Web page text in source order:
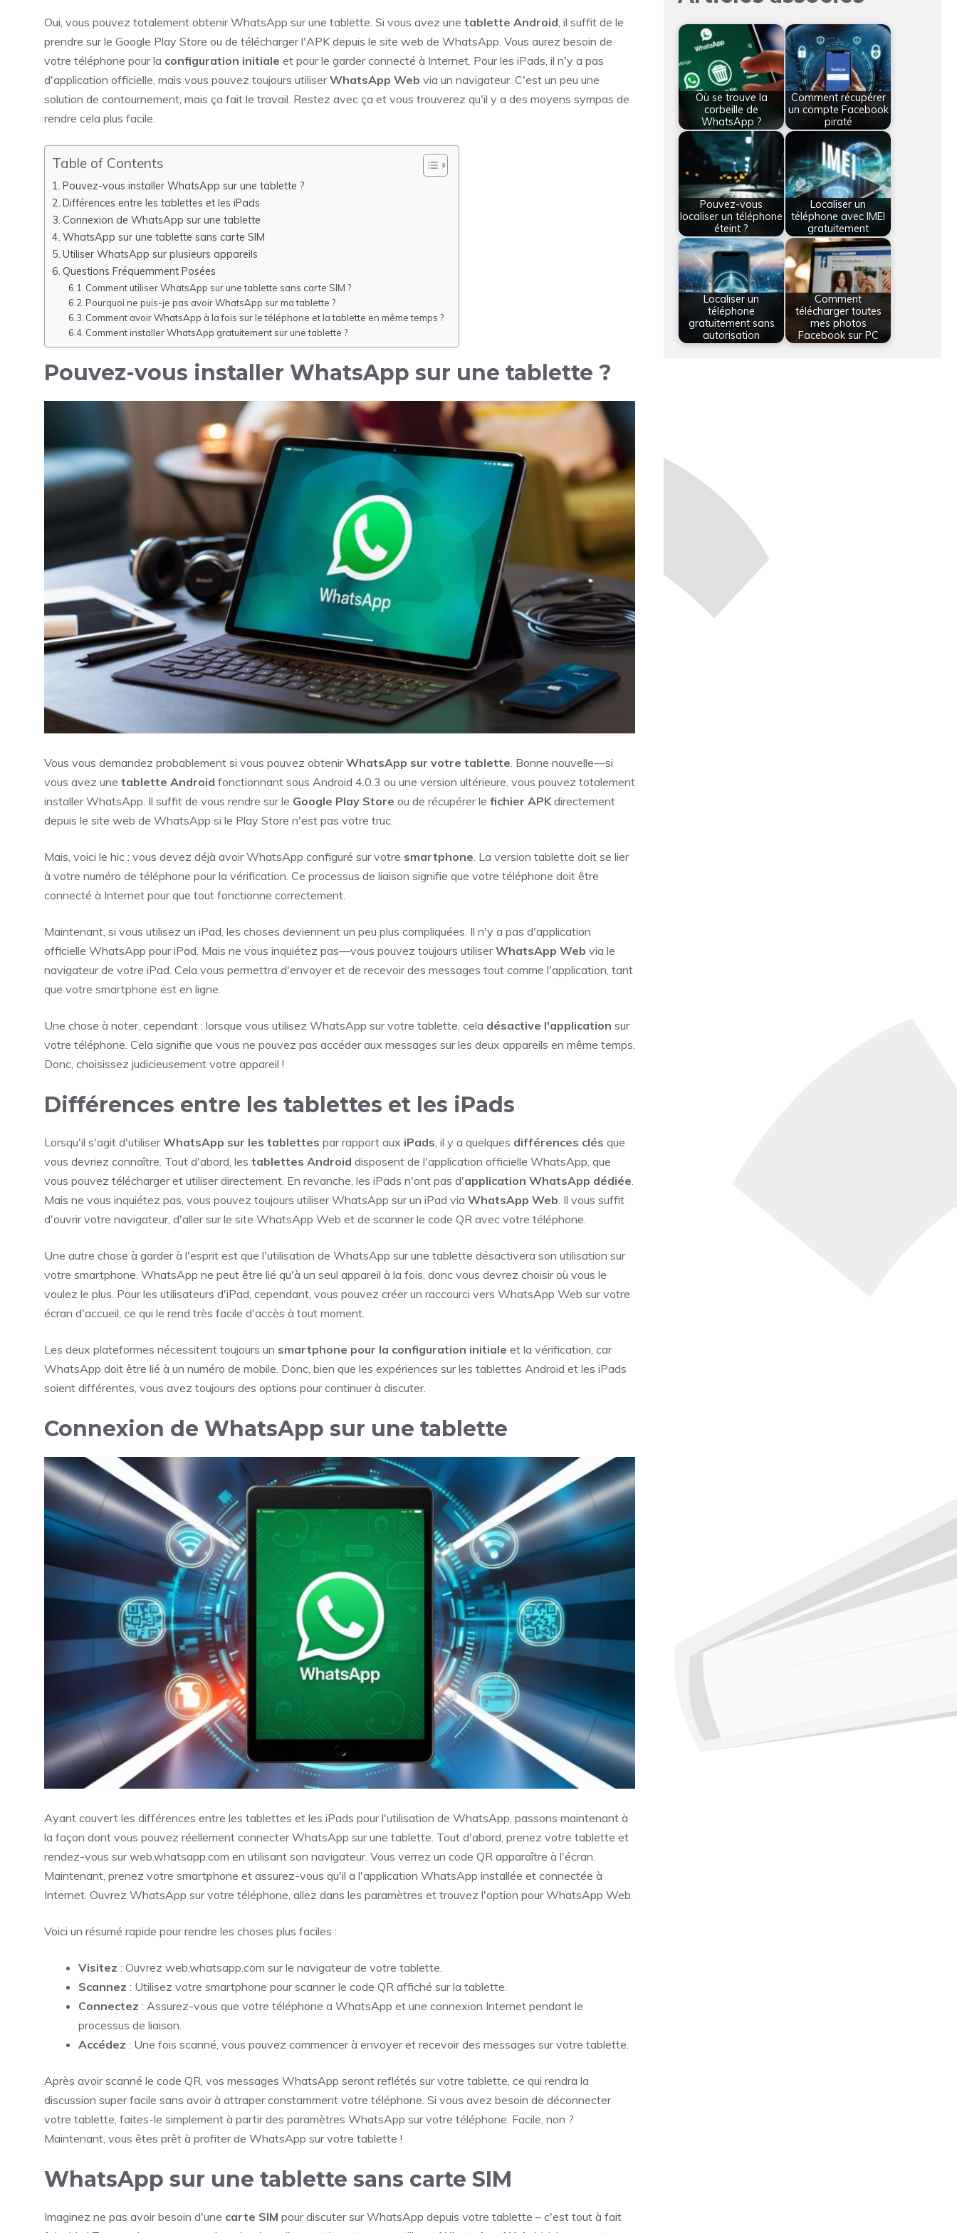
Oui, vous pouvez totalement obtenir WhatsApp sur une tablette. Si vous avez une tablette Android , il suffit de le
prendre sur le Google Play Store ou de télécharger l'APK depuis le site web de WhatsApp. Vous aurez besoin de
votre téléphone pour la configuration initiale et pour le garder connecté à Internet. Pour les iPads, il n'y a pas
d'application officielle, mais vous pouvez toujours utiliserWhatsApp Web via un navigateur. C'est un peu une
solution de contournement, mais ça fait le travail. Restez avec ça et vous trouverez qu'il y a des moyens sympas de
rendre cela plus facile.
Table of Contents
Pouvez-vous installer WhatsApp sur une tablette ?
Différences entre les tablettes et les iPads
Connexion de WhatsApp sur une tablette
WhatsApp sur une tablette sans carte SIM
Utiliser WhatsApp sur plusieurs appareils
Questions Fréquemment Posées
Comment utiliser WhatsApp sur une tablette sans carte SIM ?
Pourquoi ne puis-je pas avoir WhatsApp sur ma tablette ?
Comment avoir WhatsApp à la fois sur le téléphone et la tablette en même temps ?
Comment installer WhatsApp gratuitement sur une tablette ?
Pouvez-vous installer WhatsApp sur une tablette ?
Vous vous demandez probablement si vous pouvez obtenirWhatsApp sur votre tablette . Bonne nouvelle—si
vous avez une tablette Android fonctionnant sous Android 4.0.3 ou une version ultérieure, vous pouvez totalement
installer WhatsApp. Il suffit de vous rendre sur le Google Play Store ou de récupérer le fichier APKdirectement
depuis le site web de WhatsApp si le Play Store n'est pas votre truc.
Mais, voici le hic : vous devez déjà avoir WhatsApp configuré sur votre smartphone . La version tablette doit se lier
à votre numéro de téléphone pour la vérification. Ce processus de liaison signifie que votre téléphone doit être
connecté à Internet pour que tout fonctionne correctement.
Maintenant, si vous utilisez un iPad, les choses deviennent un peu plus compliquées. Il n'y a pas d'application
officielle WhatsApp pour iPad. Mais ne vous inquiétez pas—vous pouvez toujours utiliserWhatsApp Web via le
navigateur de votre iPad. Cela vous permettra d'envoyer et de recevoir des messages tout comme l'application, tant
que votre smartphone est en ligne.
Une chose à noter, cependant : lorsque vous utilisez WhatsApp sur votre tablette, cela désactive l'application sur
votre téléphone. Cela signifie que vous ne pouvez pas accéder aux messages sur les deux appareils en même temps.
Donc, choisissez judicieusement votre appareil !
Différences entre les tablettes et les iPads
Lorsqu'il s'agit d'utiliserWhatsApp sur les tablettes par rapport aux iPads , il y a quelques différences clés que
vous devriez connaître. Tout d'abord, les tablettes Android disposent de l'application officielle WhatsApp, que
vous pouvez télécharger et utiliser directement. En revanche, les iPads n'ont pas d'application WhatsApp dédiée
Mais ne vous inquiétez pas, vous pouvez toujours utiliser WhatsApp sur un iPad via WhatsApp Web . Il vous suffit
d'ouvrir votre navigateur, d'aller sur le site WhatsApp Web et de scanner le code QR avec votre téléphone.
Une autre chose à garder à l'esprit est que l'utilisation de WhatsApp sur une tablette désactivera son utilisation sur
votre smartphone. WhatsApp ne peut être lié qu'à un seul appareil à la fois, donc vous devrez choisir où vous le
voulez le plus. Pour les utilisateurs d'iPad, cependant, vous pouvez créer un raccourci vers WhatsApp Web sur votre
écran d'accueil, ce qui le rend très facile d'accès à tout moment.
Les deux plateformes nécessitent toujours un smartphone pour la configuration initiale et la vérification, car
WhatsApp doit être lié à un numéro de mobile. Donc, bien que les expériences sur les tablettes Android et les iPads
soient différentes, vous avez toujours des options pour continuer à discuter.
Connexion de WhatsApp sur une tablette
Ayant couvert les différences entre les tablettes et les iPads pour l'utilisation de WhatsApp, passons maintenant à
la façon dont vous pouvez réellement connecter WhatsApp sur une tablette. Tout d'abord, prenez votre tablette et
rendez-vous sur web.whatsapp.com en utilisant son navigateur. Vous verrez un code QR apparaître à l'écran.
Maintenant, prenez votre smartphone et assurez-vous qu'il a l'application WhatsApp installée et connectée à
Internet. Ouvrez WhatsApp sur votre téléphone, allez dans les paramètres et trouvez l'option pour WhatsApp Web.
Voici un résumé rapide pour rendre les choses plus faciles :
Visitez : Ouvrez web.whatsapp.com sur le navigateur de votre tablette.
Scannez : Utilisez votre smartphone pour scanner le code QR affiché sur la tablette.
Connectez : Assurez-vous que votre téléphone a WhatsApp et une connexion Internet pendant le
processus de liaison.
Accédez : Une fois scanné, vous pouvez commencer à envoyer et recevoir des messages sur votre tablette.
Après avoir scanné le code QR, vos messages WhatsApp seront reflétés sur votre tablette, ce qui rendra la
discussion super facile sans avoir à attraper constamment votre téléphone. Si vous avez besoin de déconnecter
votre tablette, faites-le simplement à partir des paramètres WhatsApp sur votre téléphone. Facile, non ?
Maintenant, vous êtes prêt à profiter de WhatsApp sur votre tablette !
WhatsApp sur une tablette sans carte SIM
Imaginez ne pas avoir besoin d'une carte SIM pour discuter sur WhatsApp depuis votre tablette – c'est tout à fait
Où se trouve la
corbeille de
WhatsApp ?
Comment récupérer
un compte Facebook
piraté
Pouvez-vous
localiser un téléphone
éteint ?
Localiser un
téléphone avec IMEI
gratuitement
Localiser un
téléphone
gratuitement sans
autorisation
Comment
télécharger toutes
mes photos
Facebook sur PC